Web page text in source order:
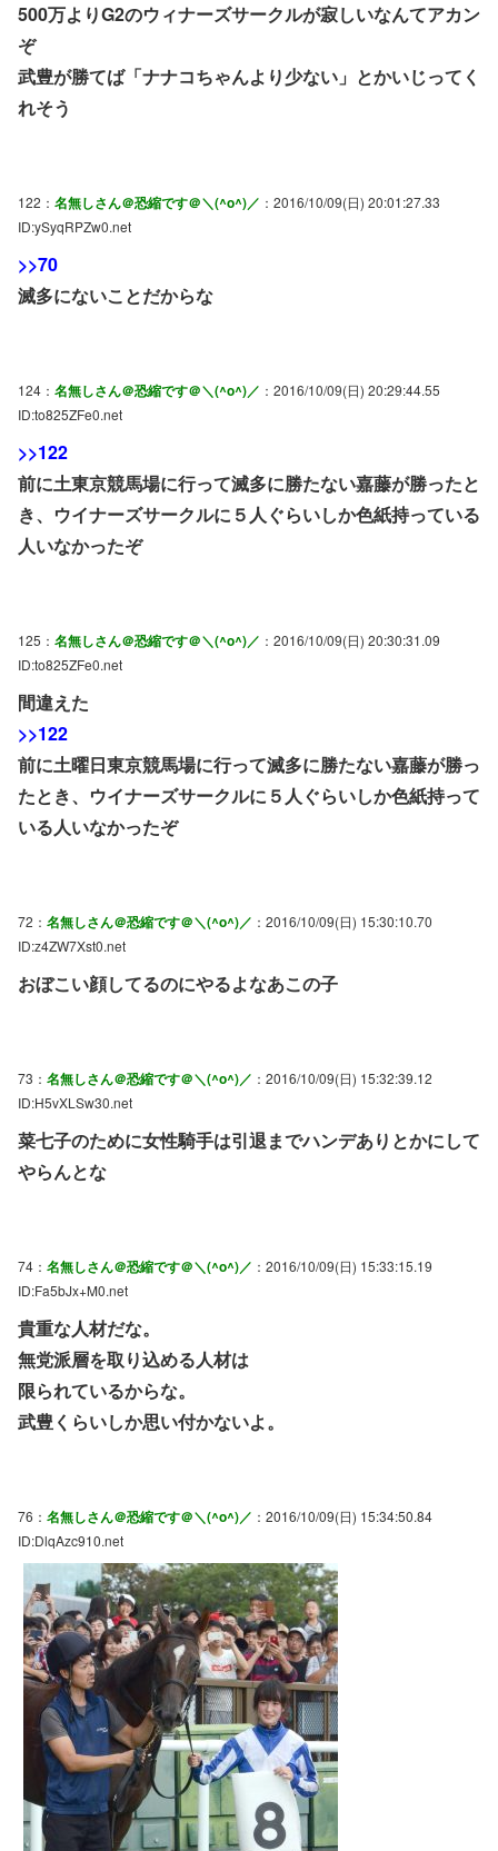
500万よりG2のウィナーズサークルが寂しいなんてアカン
ぞ
武豊が勝てば「ナナコちゃんより少ない」とかいじってく
れそう
122： 名無しさん＠恐縮です＠＼(^o^)／ ：2016/10/09(日) 20:01:27.33
ID:ySyqRPZw0.net
>>70
滅多にないことだからな
124： 名無しさん＠恐縮です＠＼(^o^)／ ：2016/10/09(日) 20:29:44.55
ID:to825ZFe0.net
>>122
前に土東京競馬場に行って滅多に勝たない嘉藤が勝ったと
き、ウイナーズサークルに５人ぐらいしか色紙持っている
人いなかったぞ
125： 名無しさん＠恐縮です＠＼(^o^)／ ：2016/10/09(日) 20:30:31.09
ID:to825ZFe0.net
間違えた
>>122
前に土曜日東京競馬場に行って滅多に勝たない嘉藤が勝っ
たとき、ウイナーズサークルに５人ぐらいしか色紙持って
いる人いなかったぞ
72： 名無しさん＠恐縮です＠＼(^o^)／ ：2016/10/09(日) 15:30:10.70
ID:z4ZW7Xst0.net
おぼこい顔してるのにやるよなあこの子
73： 名無しさん＠恐縮です＠＼(^o^)／ ：2016/10/09(日) 15:32:39.12
ID:H5vXLSw30.net
菜七子のために女性騎手は引退までハンデありとかにして
やらんとな
74： 名無しさん＠恐縮です＠＼(^o^)／ ：2016/10/09(日) 15:33:15.19
ID:Fa5bJx+M0.net
貴重な人材だな。
無党派層を取り込める人材は
限られているからな。
武豊くらいしか思い付かないよ。
76： 名無しさん＠恐縮です＠＼(^o^)／ ：2016/10/09(日) 15:34:50.84
ID:DlqAzc910.net